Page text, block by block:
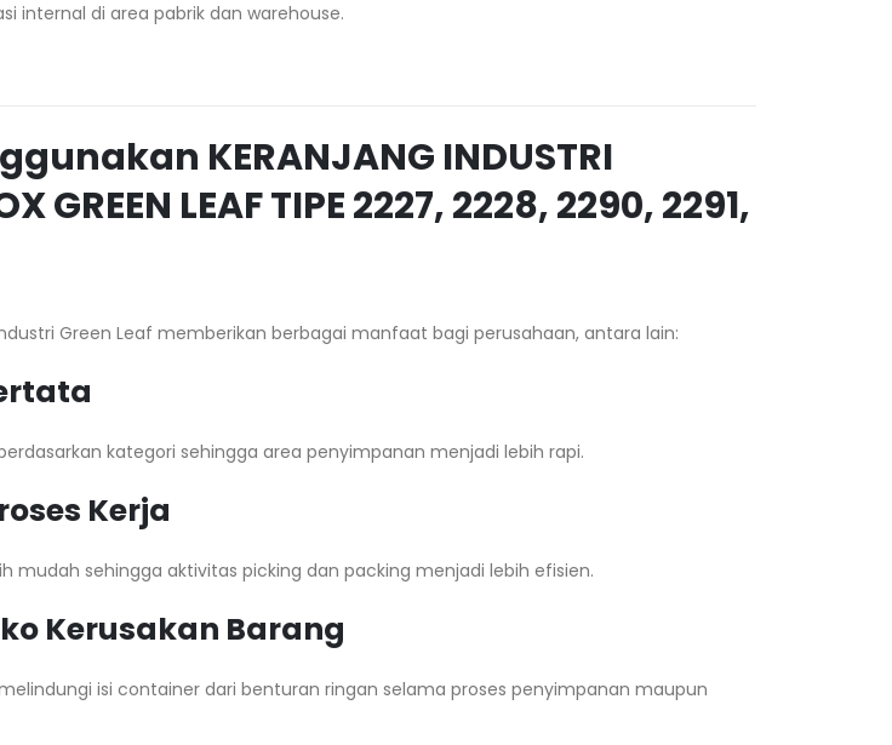
internal di area pabrik dan warehouse.
KERANJANG INDUSTRI
GREEN LEAF TIPE 2227, 2228, 2290, 2291,
Green Leaf memberikan berbagai manfaat bagi perusahaan, antara lain:
kategori sehingga area penyimpanan menjadi lebih rapi.
Kerja
mudah sehingga aktivitas picking dan packing menjadi lebih efisien.
Kerusakan Barang
isi container dari benturan ringan selama proses penyimpanan maupun